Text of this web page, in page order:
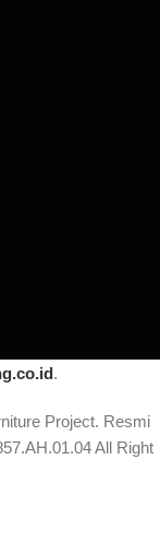
.
Project. Resmi
All Right